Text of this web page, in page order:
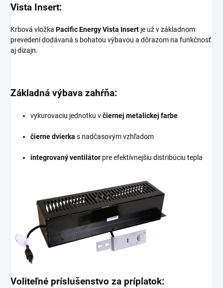
Vista Insert:
Krbová vložka Pacific Energy Vista Insert je už v základnom
prevedení dodávaná s bohatou výbavou a dôrazom na funkčnosť
aj dizajn.
Základná výbava zahŕňa:
vykurovaciu jednotku včiernej metalickej farbe
čierne dvierka s nadčasovým vzhľadom
integrovaný ventilátor pre efektívnejšiu distribúciu tepla
Voliteľné príslušenstvo za príplatok: